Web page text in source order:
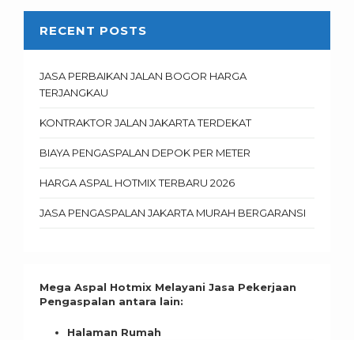
RECENT POSTS
JASA PERBAIKAN JALAN BOGOR HARGA
TERJANGKAU
KONTRAKTOR JALAN JAKARTA TERDEKAT
BIAYA PENGASPALAN DEPOK PER METER
HARGA ASPAL HOTMIX TERBARU 2026
JASA PENGASPALAN JAKARTA MURAH BERGARANSI
Mega Aspal Hotmix Melayani Jasa Pekerjaan
Pengaspalan antara lain:
Halaman Rumah